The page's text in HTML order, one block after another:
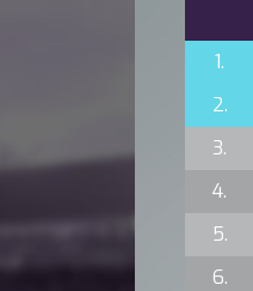
1.
2.
3.
4.
5.
6.